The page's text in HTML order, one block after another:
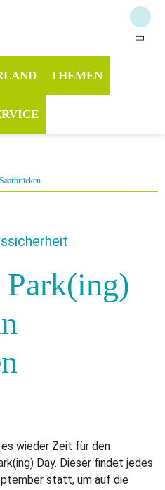
THEMEN
wieder Zeit für den
Day. Dieser findet jedes
statt, um auf die